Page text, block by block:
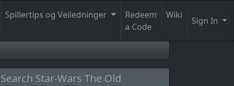
Spillertips og Veiledninger
Redeem
a Code
Wiki
Sign In
Search Star-Wars The Old